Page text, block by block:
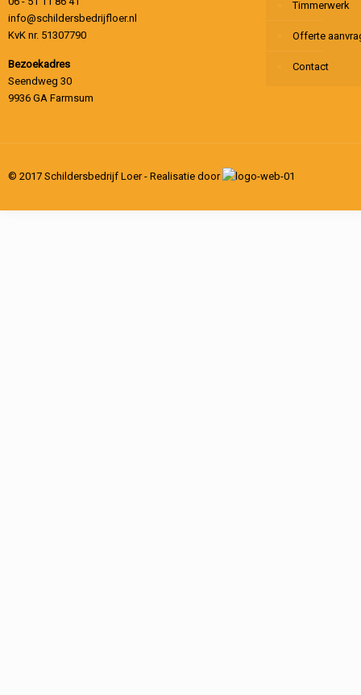
info@schildersbedrijfloer.nl
KvK nr. 51307790
Bezoekadres
Seendweg 30
9936 GA Farmsum
Timmerwerk
Offerte
Contact
© 2017 Schildersbedrijf Loer - Realisatie door